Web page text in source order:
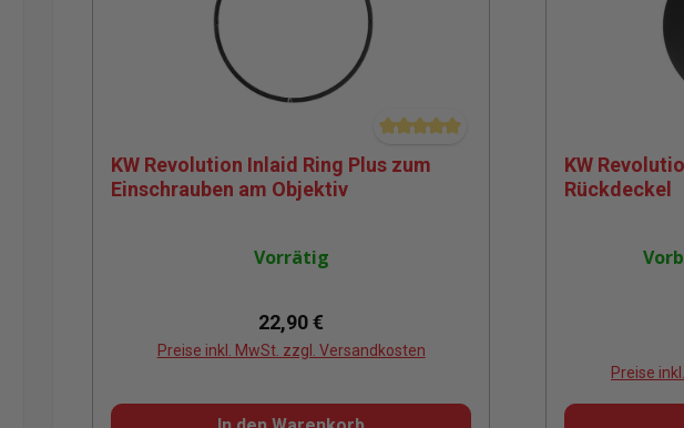
Durchschnittliche Bewertung von 5 von
KW Revolution Inlaid Ring Plus zum
Einschrauben am Objektiv
Vorrätig
Regulärer Preis:
22,90 €
Preise inkl. MwSt. zzgl. Versandkosten
KW
Rückdeckel
Preise